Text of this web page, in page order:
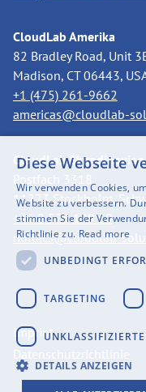
CloudLab Amerika
82 Bradley Road, Unit
Madison, CT 06443,
+1 (475) 261-9662
americas@cloudlab-
CloudLab Skandinavien
11273 Stockholm,
+46 8 525 199 50
nordics@cloudlab-
Imprint
Diese Webseite
Wir verwenden Cookies,
Website zu verbessern.
stimmen Sie der
Richtlinie zu. Read more
UNBEDINGT
TARGETING
UNKLASSIFIZIERTE
DETAILS ANZEIGEN